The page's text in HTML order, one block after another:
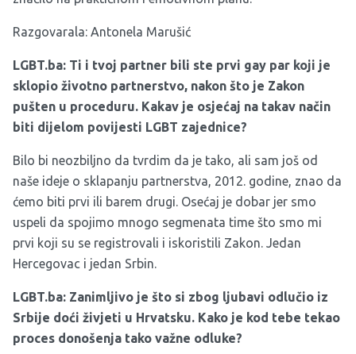
Razgovarala: Antonela Marušić
LGBT.ba: Ti i tvoj partner bili ste prvi gay par koji je
sklopio životno partnerstvo, nakon što je Zakon
pušten u proceduru. Kakav je osjećaj na takav način
biti dijelom povijesti LGBT zajednice?
Bilo bi neozbiljno da tvrdim da je tako, ali sam još od
naše ideje o sklapanju partnerstva, 2012. godine, znao da
ćemo biti prvi ili barem drugi. Osećaj je dobar jer smo
uspeli da spojimo mnogo segmenata time što smo mi
prvi koji su se registrovali i iskoristili Zakon. Jedan
Hercegovac i jedan Srbin.
LGBT.ba: Zanimljivo je što si zbog ljubavi odlučio iz
Srbije doći živjeti u Hrvatsku. Kako je kod tebe tekao
proces donošenja tako važne odluke?